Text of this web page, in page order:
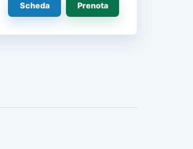
Scheda Prenota